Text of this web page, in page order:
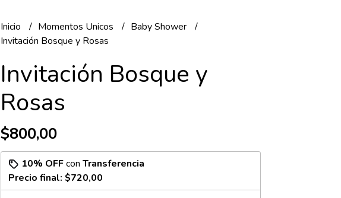
Inicio Momentos Unicos
Baby Shower
Invitación Bosque y Rosas
Invitación Bosque y
Rosas
$800,00
10% OFFcon Transferencia
Precio final: $720,00